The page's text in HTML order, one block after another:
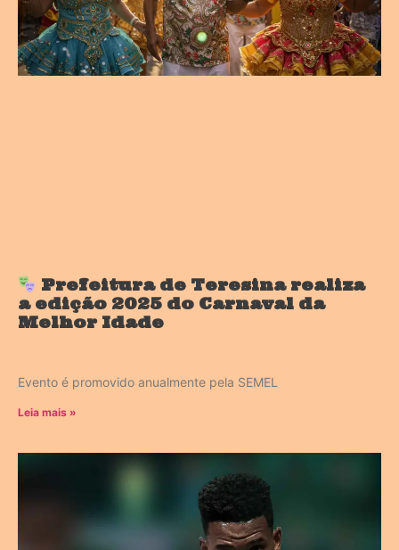
Prefeitura de Teresina realiza
a edição 2025 do Carnaval da
Melhor Idade
Evento é promovido anualmente pela SEMEL
Leia mais »